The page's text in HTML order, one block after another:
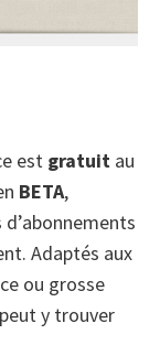
est gratuit au
BETA,
Adaptés aux
ou grosse
y trouver